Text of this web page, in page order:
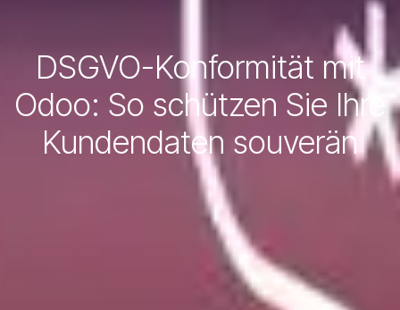
DSGVO-Konformität mit
Odoo: So schützen Sie Ihre
Kundendaten souverän